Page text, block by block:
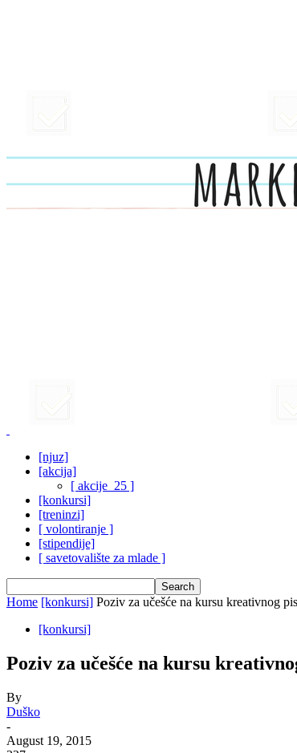
[njuz]
[akcija]
[ akcije_25 ]
[konkursi]
[treninzi]
[ volontiranje ]
[stipendije]
[ savetovalište za mlade ]
Home [konkursi] Poziv za učešće na kursu kreativnog
[konkursi]
Poziv za učešće na kursu
By
Duško
-
August 19, 2015